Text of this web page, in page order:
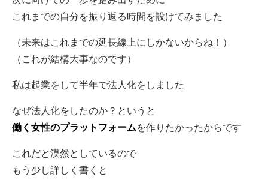
これまでの自分を振り返る時間を設けてみました
（未来はこれまでの延長線上にしかないからね！）
（これが結構大事なのです）
私は起業をして半年で法人化をしました
なぜ法人化をしたのか？というと
働く女性のプラットフォームを作りたかったからです
これだと漠然としているので
もう少し詳しく書くと